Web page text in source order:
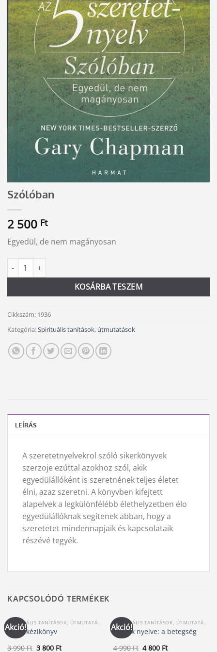
Szólóban
2 500 Ft
Egyedül, de nem magányosan
Szólóban mennyiség
KOSÁRBA TESZEM
Alternative:
Cikkszám: 1936
Kategória:Spirituális tanítások, útmutatások
LEÍRÁS
A szeretetnyelvekrol szóló sikerkönyvek
szerzoje ezúttal azokhoz szól, akik
egyedülállóként is szeretnének teljes életet
élni, azaz szeretni. A könyvben kifejtett
alapelvek a legkülönfélébb élethelyzetben élo
egyedülállóknak segítenek abban, hogy a
szeretetet mindennapjaik és kapcsolataik
részévé tegyék.
KAPCSOLÓDÓ TERMÉKEK
Akció! SPIRITUÁLIS TANÍTÁSOK, ÚTMUTATÁSOK
Tarot kézikönyv
3 990Ft Original
3 800 FtCurrent
Akció! SPIRITUÁLIS TANÍTÁSOK, ÚTMUTATÁSOK
A lélek nyelve: a betegség
4 990Ft Original
4 800 FtCurrent